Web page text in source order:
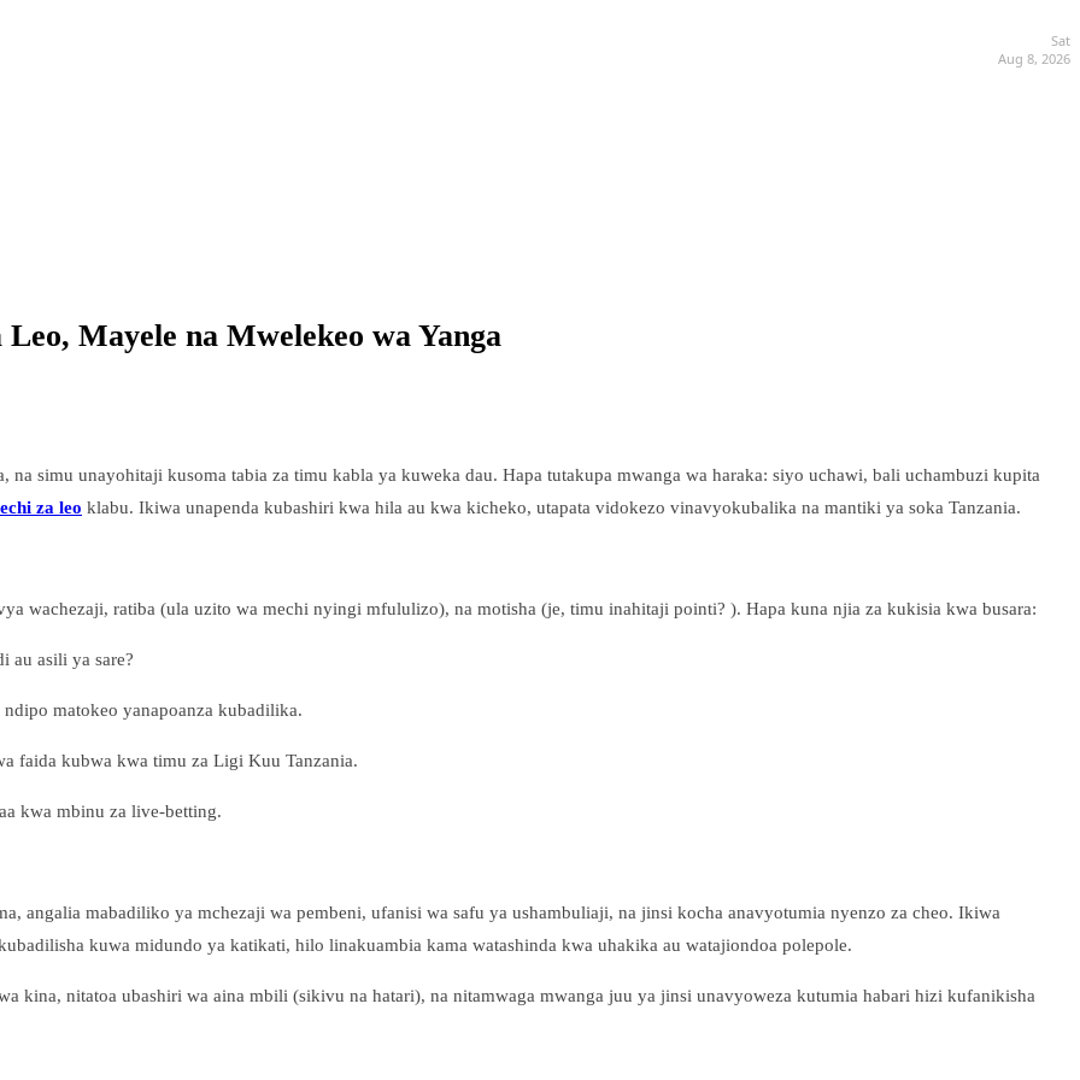
Sat
Aug 8, 2026
Mayele na Mwelekeo wa Yanga
simu unayohitaji kusoma tabia za timu kabla ya kuweka dau. Hapa tutakupa mwanga wa haraka: siyo uchawi, bali uchambuzi kupita
za leo klabu. Ikiwa unapenda kubashiri kwa hila au kwa kicheko, utapata vidokezo vinavyokubalika na mantiki ya soka Tanzania.
wachezaji, ratiba (ula uzito wa mechi nyingi mfululizo), na motisha (je, timu inahitaji pointi? ). Hapa kuna njia za kukisia kwa busara:
au asili ya sare?
matokeo yanapoanza kubadilika.
faida kubwa kwa timu za Ligi Kuu Tanzania.
kwa mbinu za live-betting.
angalia mabadiliko ya mchezaji wa pembeni, ufanisi wa safu ya ushambuliaji, na jinsi kocha anavyotumia nyenzo za cheo. Ikiwa
kuwa midundo ya katikati, hilo linakuambia kama watashinda kwa uhakika au watajiondoa polepole.
kina, nitatoa ubashiri wa aina mbili (sikivu na hatari), na nitamwaga mwanga juu ya jinsi unavyoweza kutumia habari hizi kufanikisha